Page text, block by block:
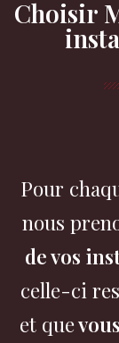
Choisir
Pour
nous
de vos
celle-ci
et que